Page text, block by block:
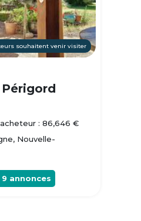
souhaitent venir visiter
: 86,646 €
Nouvelle-
9 annonces